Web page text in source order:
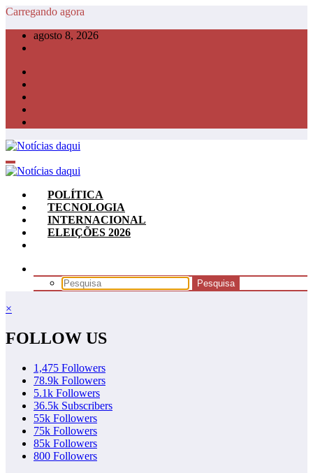
Pular
conteúdo
Carregando agora
agosto 8, 2026
POLÍTICA
TECNOLOGIA
INTERNACIONAL
ELEIÇÕES 2026
×
FOLLOW US
1,475 Followers
78.9k Followers
5.1k Followers
36.5k Subscribers
55k Followers
75k Followers
85k Followers
800 Followers